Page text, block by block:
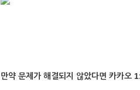
만약 문제가 해결되지 않았다면 카카오